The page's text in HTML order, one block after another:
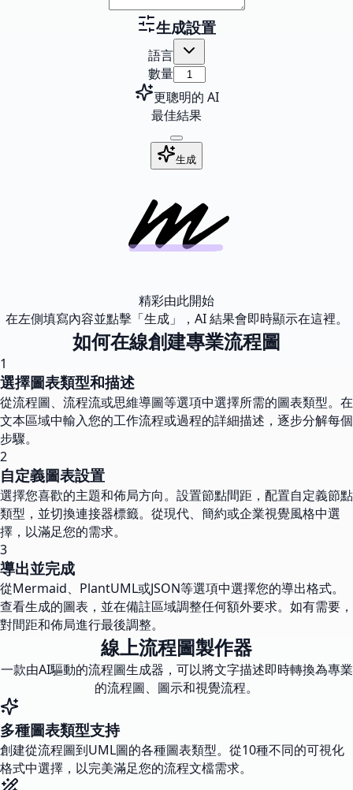
生成設置
語言
數量
更聰明的 AI
最佳結果
生成
精彩由此開始
在左側填寫內容並點擊「生成」，AI 結果會即時顯示在這裡。
如何在線創建專業流程圖
1
選擇圖表類型和描述
從流程圖、流程流或思維導圖等選項中選擇所需的圖表類型。在
文本區域中輸入您的工作流程或過程的詳細描述，逐步分解每個
步驟。
2
自定義圖表設置
選擇您喜歡的主題和佈局方向。設置節點間距，配置自定義節點
類型，並切換連接器標籤。從現代、簡約或企業視覺風格中選
擇，以滿足您的需求。
3
導出並完成
從Mermaid、PlantUML或JSON等選項中選擇您的導出格式。
查看生成的圖表，並在備註區域調整任何額外要求。如有需要，
對間距和佈局進行最後調整。
線上流程圖製作器
一款由AI驅動的流程圖生成器，可以將文字描述即時轉換為專業
的流程圖、圖示和視覺流程。
多種圖表類型支持
創建從流程圖到UML圖的各種圖表類型。從10種不同的可視化
格式中選擇，以完美滿足您的流程文檔需求。